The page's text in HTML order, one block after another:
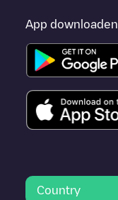
App downloaden
Country